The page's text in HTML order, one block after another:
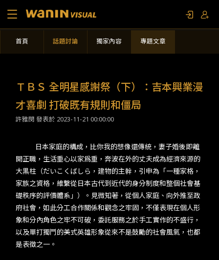
關於我們
影視專題
限定活動
TW EN JP KR
首頁 話題討論 獨家內容 專題文章
ＴＢＳ 全明星感謝祭（下）​：吉本興業漫
才喜劇 打破既有規則和僵局
許雅閔 發表於 2023-11-21 00:00:00
​​日本家庭的構成，比你我的想像還傳統，妻子婚後即離
開正職，生活重心以家爲重，奔波在外的丈夫成為經濟來源的
大黒柱（だいこくばしら，建物的主幹，引申為「一種家格，
家族之資格，維繫從日本古代到近代的身分制度和整個社會基
礎秩序的評價體系」）。見微知著，從個人家庭、向外推至政
府社會，如此分工合作關係和觀念之牢固，不僅表現在個人形
象和分內角色之牢不可破，委託服務之於手工實作的不盛行，
以及單打獨鬥的美式英雄形象從來不是鼓勵的社會風氣，也都
是表徵之一。​